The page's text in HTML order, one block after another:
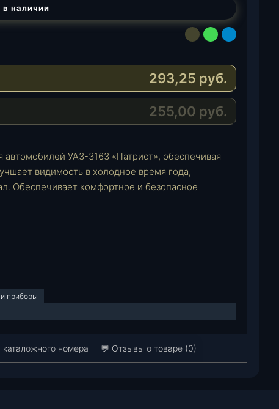
в наличии
l
g
a
W
a
t
s
A
p
M
a
i
l
293,25 руб.
255,00 руб.
УАЗ-3163 «Патриот», обеспечивая
видимость в холодное время года,
Обеспечивает комфортное и безопасное
приборы
номера 💬 Отзывы о товаре (0)